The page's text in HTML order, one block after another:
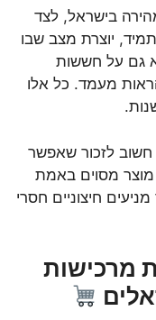
בישראל, לצד
יוצרת מצב שבו
גם על חששות
מעמד. כל אלו
חשוב לזכור שאפשר
מסוים באמת
חיצוניים חסרי
מרכישות